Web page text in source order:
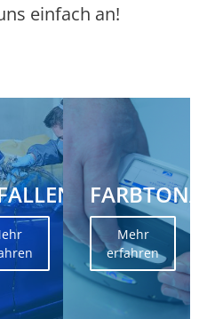
einfach an!
Mehr
erfahren